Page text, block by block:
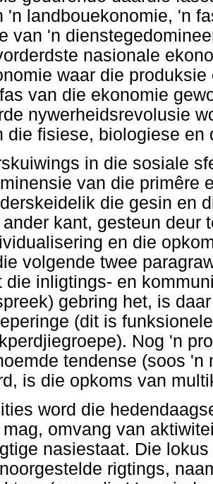
'n landbouekonomie, 'n
van 'n
nasionale
waar die
van die ekonomie
nywerheidsrevolusie
die fisiese, biologiese en
in die sosiale
van die primêre
die gesin en
ander kant, gesteun deur
en die
volgende twee
die inligtings- en
gebring het, is
(dit is
Nog 'n
tendense (soos
is die opkoms van
word die
mag, omvang van
nasiestaat. Die
rigtings,